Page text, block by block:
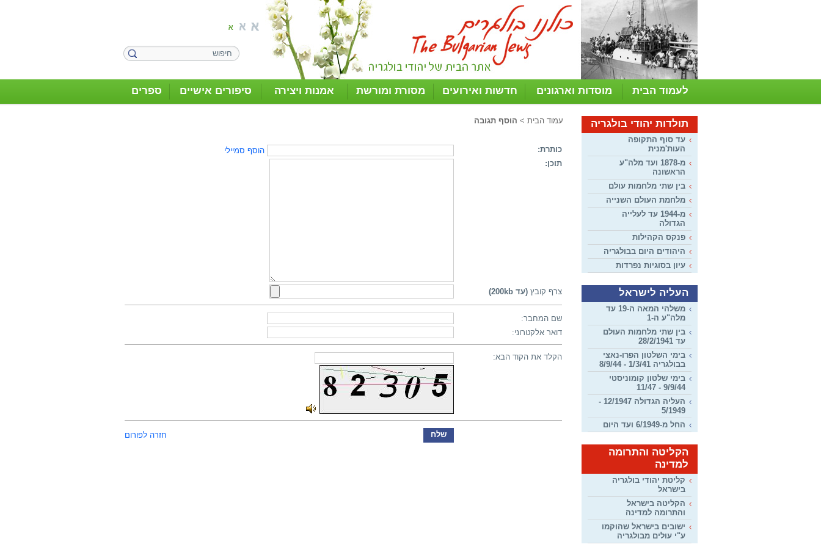
לעמוד הבית מוסדות וארגונים חדשות ואירועים מסורת ומורשת אמנות ויצירה סיפורים אישיים ספרים
תולדות יהודי בולגריה
עד סוף התקופה
העות'מנית
מ-1878 ועד מלה"ע
הראשונה
בין שתי מלחמות עולם
מלחמת העולם השנייה
מ-1944 עד לעלייה
הגדולה
פנקס הקהילות
היהודים היום בבולגריה
עיון בסוגיות נפרדות
העליה לישראל
משלהי המאה ה-19 עד
מלה"ע ה-1
בין שתי מלחמות העולם
עד 28/2/1941
בימי השלטון הפרו-נאצי
בבולגריה 1/3/41 - 8/9/44
בימי שלטון קומוניסטי
9/9/44 - 11/47
העליה הגדולה 12/1947 -
5/1949
החל מ-6/1949 ועד היום
הקליטה והתרומה
למדינה
קליטת יהודי בולגריה
בישראל
הקליטה בישראל
והתרומה למדינה
ישובים בישראל שהוקמו
ע"י עולים מבולגריה
עמוד הבית > הוסף תגובה
כותרת:
הוסף סמיילי
תוכן:
צרף קובץ (עד 200kb)
שם המחבר:
דואר אלקטרוני:
הקלד את הקוד הבא:
חזרה לפורום